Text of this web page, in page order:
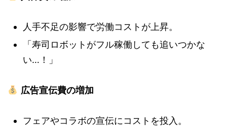
人手不足の影響で労働コストが上昇。
「寿司ロボットがフル稼働しても追いつかな
い…！」
広告宣伝費の増加
フェアやコラボの宣伝にコストを投入。